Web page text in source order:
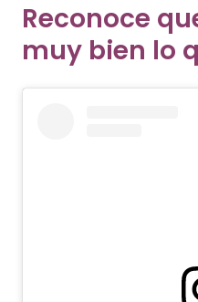
Reconoce
muy bien lo